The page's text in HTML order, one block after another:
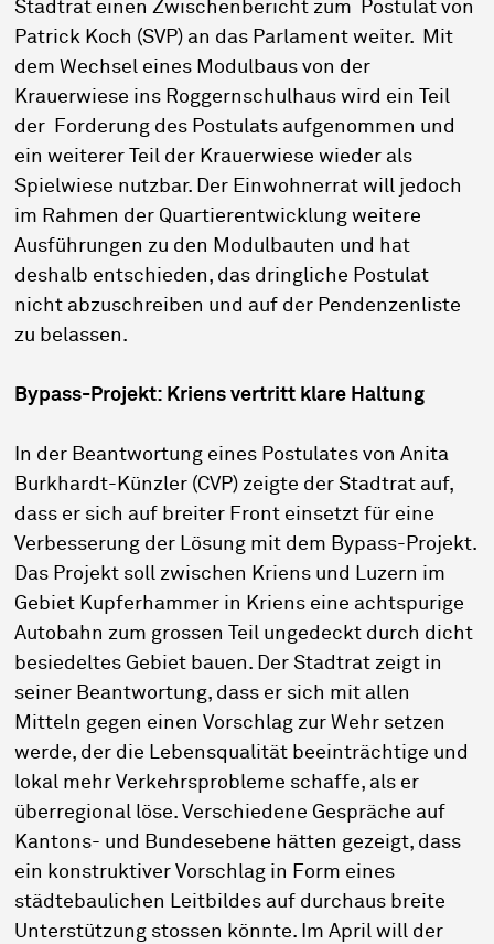
Stadtrat einen Zwischenbericht zum Postulat von
Patrick Koch (SVP) an das Parlament weiter. Mit
dem Wechsel eines Modulbaus von der
Krauerwiese ins Roggernschulhaus wird ein Teil
der Forderung des Postulats aufgenommen und
ein weiterer Teil der Krauerwiese wieder als
Spielwiese nutzbar. Der Einwohnerrat will jedoch
im Rahmen der Quartierentwicklung weitere
Ausführungen zu den Modulbauten und hat
deshalb entschieden, das dringliche Postulat
nicht abzuschreiben und auf der Pendenzenliste
zu belassen.
Bypass-Projekt: Kriens vertritt klare Haltung
In der Beantwortung eines Postulates von Anita
Burkhardt-Künzler (CVP) zeigte der Stadtrat auf,
dass er sich auf breiter Front einsetzt für eine
Verbesserung der Lösung mit dem Bypass-Projekt.
Das Projekt soll zwischen Kriens und Luzern im
Gebiet Kupferhammer in Kriens eine achtspurige
Autobahn zum grossen Teil ungedeckt durch dicht
besiedeltes Gebiet bauen. Der Stadtrat zeigt in
seiner Beantwortung, dass er sich mit allen
Mitteln gegen einen Vorschlag zur Wehr setzen
werde, der die Lebensqualität beeinträchtige und
lokal mehr Verkehrsprobleme schaffe, als er
überregional löse. Verschiedene Gespräche auf
Kantons- und Bundesebene hätten gezeigt, dass
ein konstruktiver Vorschlag in Form eines
städtebaulichen Leitbildes auf durchaus breite
Unterstützung stossen könnte. Im April will der